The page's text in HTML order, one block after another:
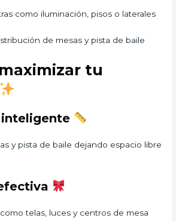
como iluminación, pisos o laterales
de mesas y pista de baile
tu
y pista de baile dejando espacio libre
telas, luces y centros de mesa